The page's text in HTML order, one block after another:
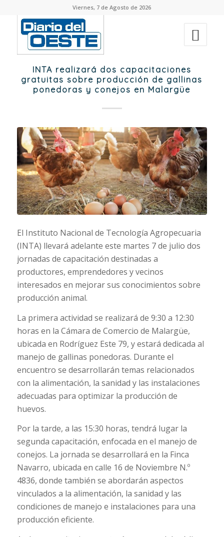
Viernes, 7 de Agosto de 2026
INTA realizará dos capacitaciones
gratuitas sobre producción de gallinas
ponedoras y conejos en Malargüe
El Instituto Nacional de Tecnología Agropecuaria
(INTA) llevará adelante este martes 7 de julio dos
jornadas de capacitación destinadas a
productores, emprendedores y vecinos
interesados en mejorar sus conocimientos sobre
producción animal.
La primera actividad se realizará de 9:30 a 12:30
horas en la Cámara de Comercio de Malargüe,
ubicada en Rodríguez Este 79, y estará dedicada al
manejo de gallinas ponedoras. Durante el
encuentro se desarrollarán temas relacionados
con la alimentación, la sanidad y las instalaciones
adecuadas para optimizar la producción de
huevos.
Por la tarde, a las 15:30 horas, tendrá lugar la
segunda capacitación, enfocada en el manejo de
conejos. La jornada se desarrollará en la Finca
Navarro, ubicada en calle 16 de Noviembre N.º
4836, donde también se abordarán aspectos
vinculados a la alimentación, la sanidad y las
condiciones de manejo e instalaciones para una
producción eficiente.